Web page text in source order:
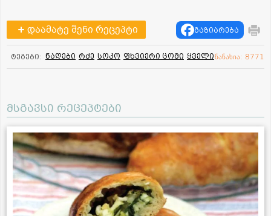
დაამატე შენი რეცეპტი გაზიარება
ტეგები: ნაღები რძე სოკო ფხვიერი ცომი ყველინანახია: 8771
მსგავსი რეცეპტები